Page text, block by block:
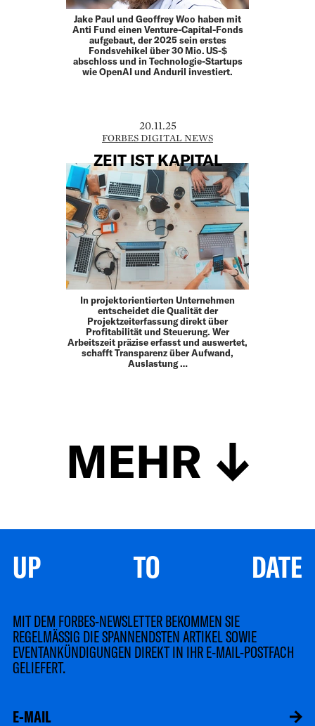
Jake Paul und Geoffrey Woo haben mit
Anti Fund einen Venture-Capital-Fonds
aufgebaut, der 2025 sein erstes
Fondsvehikel über 30 Mio. US-$
abschloss und in Technologie-Startups
wie OpenAI und Anduril investiert.
20.11.25
FORBES DIGITAL NEWS
ZEIT IST KAPITAL
In projektorientierten Unternehmen
entscheidet die Qualität der
Projektzeiterfassung direkt über
Profitabilität und Steuerung. Wer
Arbeitszeit präzise erfasst und auswertet,
schafft Transparenz über Aufwand,
Auslastung …
MEHR
UP TO DATE
MIT DEM FORBES-NEWSLETTER BEKOMMEN SIE
REGELMÄSSIG DIE SPANNENDSTEN ARTIKEL SOWIE
EVENTANKÜNDIGUNGEN DIREKT IN IHR E-MAIL-POSTFACH
GELIEFERT.